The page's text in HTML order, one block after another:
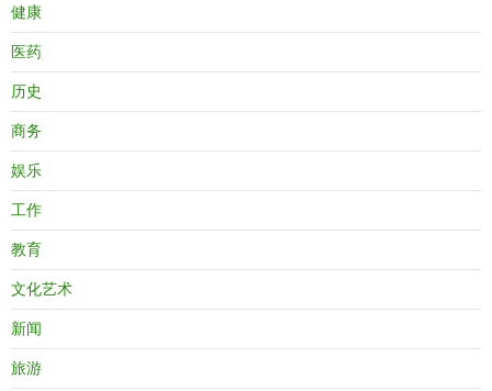
健康
医药
历史
商务
娱乐
工作
教育
文化艺术
新闻
旅游